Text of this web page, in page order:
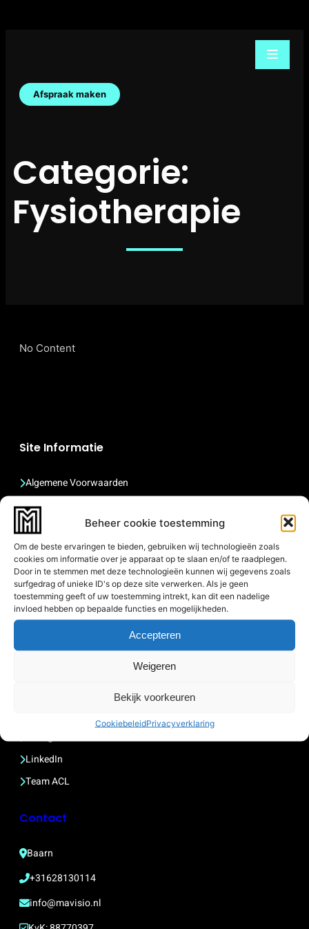
Beheer cookie toestemming
Om de beste ervaringen te bieden, gebruiken wij technologieën zoals
cookies om informatie over je apparaat op te slaan en/of te raadplegen.
Door in te stemmen met deze technologieën kunnen wij gegevens zoals
surfgedrag of unieke ID's op deze site verwerken. Als je geen
toestemming geeft of uw toestemming intrekt, kan dit een nadelige
invloed hebben op bepaalde functies en mogelijkheden.
Accepteren
Weigeren
Bekijk voorkeuren
CookiebeleidPrivacyverklaring
Afspraak maken
Categorie:
Fysiotherapie
No Content
Site Informatie
Algemene Voorwaarden
Disclaimer
Privacyverklaring
Sitemap
Quick Links
Partners
LinkedIn
Team ACL
Contact
Baarn
+31628130114
info@mavisio.nl